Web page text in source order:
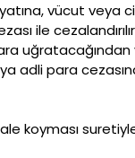
vücut
ile
adli para
koyması